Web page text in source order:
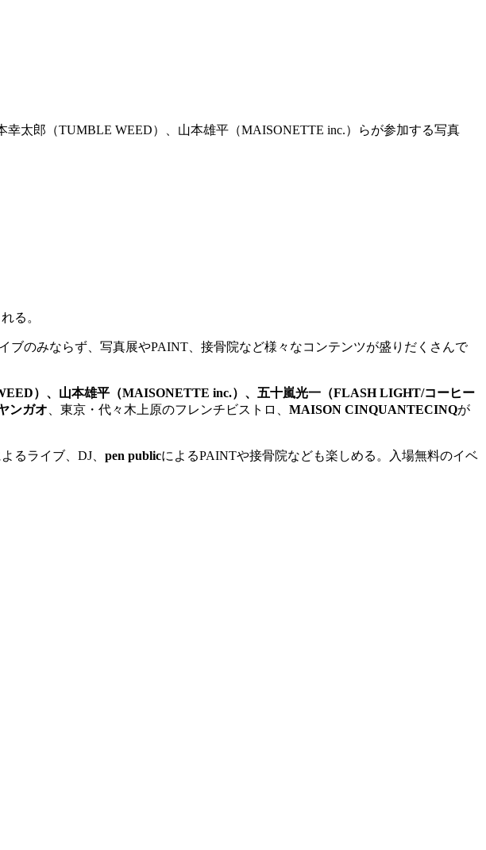
太郎（TUMBLE WEED）、山本雄平（MAISONETTE inc.）らが参加する写真
る。
ブのみならず、写真展やPAINT 、接骨院など様々なコンテンツが盛りだくさんで
）、山本雄平（MAISONETTE inc.）、五十嵐光一（FLASH LIGHT/コーヒー
ンガオ 、東京・代々木上原のフレンチビストロ、 MAISON CINQUANTECINQが
るライブ、DJ、 pen publicによるPAINTや接骨院なども楽しめる。入場無料のイベ